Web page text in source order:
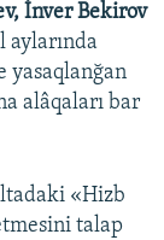
İnver Bekirov
aylarında
yasaqlanğan
alâqaları bar
«Hizb
talap